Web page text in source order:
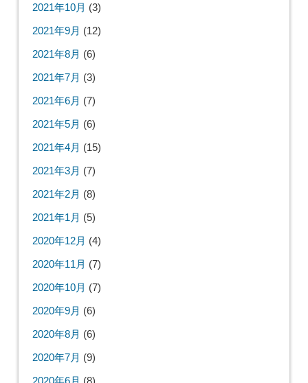
2021年10月 (3)
2021年9月 (12)
2021年8月 (6)
2021年7月 (3)
2021年6月 (7)
2021年5月 (6)
2021年4月 (15)
2021年3月 (7)
2021年2月 (8)
2021年1月 (5)
2020年12月 (4)
2020年11月 (7)
2020年10月 (7)
2020年9月 (6)
2020年8月 (6)
2020年7月 (9)
2020年6月 (8)